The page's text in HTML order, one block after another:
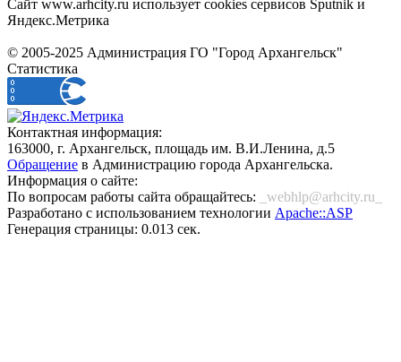
Сайт www.arhcity.ru использует cookies сервисов Sputnik и
Яндекс.Метрика
© 2005-2025 Администрация ГО "Город Архангельск"
Статистика
Контактная информация:
163000, г. Архангельск, площадь им. В.И.Ленина, д.5
Обращение в Администрацию города Архангельска.
Информация о сайте:
По вопросам работы сайта обращайтесь:
_webhlp@arhcity.ru_
Разработано с использованием технологии Apache::ASP
Генерация страницы: 0.013 сек.